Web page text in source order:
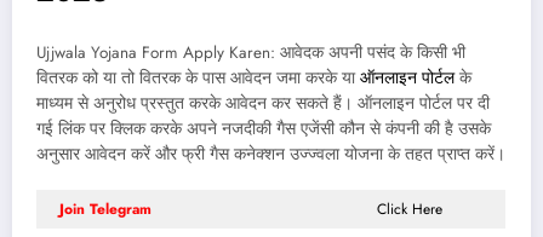
Ujjwala Yojana Form Apply Karen: आवेदक अपनी पसंद के किसी भी
वितरक को या तो वितरक के पास आवेदन जमा करके याऑनलाइन पोर्टलके
माध्यम से अनुरोध प्रस्तुत करके आवेदन कर सकते हैं। ऑनलाइन पोर्टल पर दी
गई लिंक पर क्लिक करके अपने नजदीकी गैस एजेंसी कौन से कंपनी की है उसके
अनुसार आवेदन करें और फ्री गैस कनेक्शन उज्ज्वला योजना के तहत प्राप्त करें।
Join Telegram
Click Here